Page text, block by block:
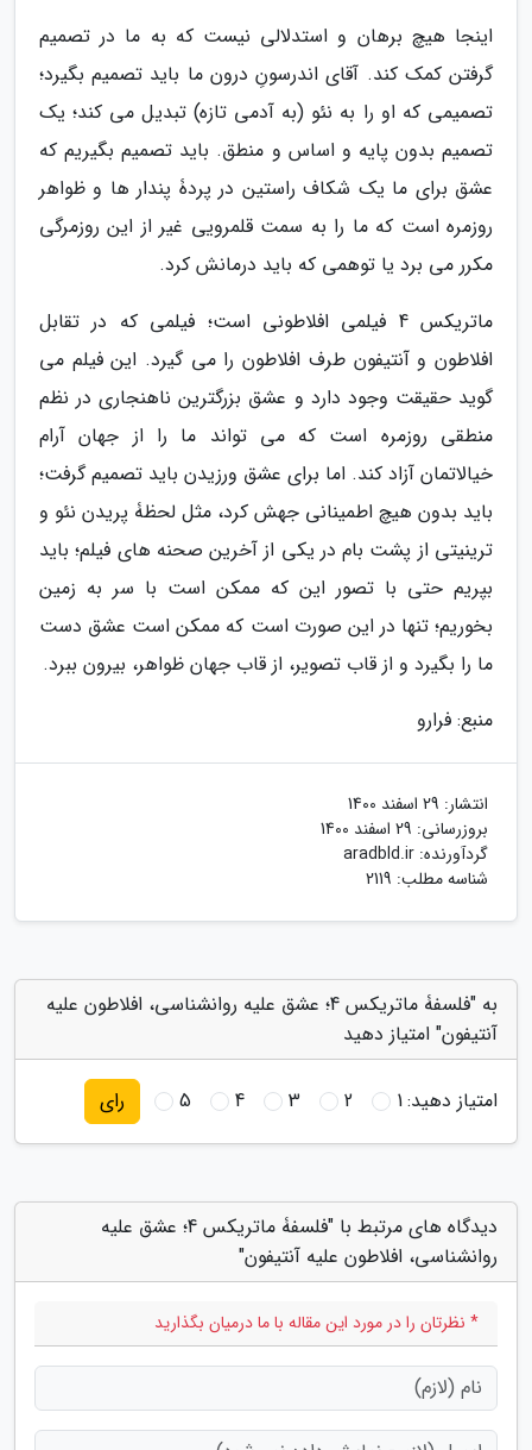
اینجا هیچ برهان و استدلالی نیست که به ما در تصمیم
گرفتن کمک کند. آقای اندرسونِ درون ما باید تصمیم بگیرد؛
تصمیمی که او را به نئو (به آدمی تازه) تبدیل می کند؛ یک
تصمیم بدون پایه و اساس و منطق. باید تصمیم بگیریم که
عشق برای ما یک شکاف راستین در پردۀ پندار ها و ظواهر
روزمره است که ما را به سمت قلمرویی غیر از این روزمرگی
مکرر می برد یا توهمی که باید درمانش کرد.
ماتریکس 4 فیلمی افلاطونی است؛ فیلمی که در تقابل
افلاطون و آنتیفون طرف افلاطون را می گیرد. این فیلم می
گوید حقیقت وجود دارد و عشق بزرگترین ناهنجاری در نظم
منطقی روزمره است که می تواند ما را از جهان آرام
خیالاتمان آزاد کند. اما برای عشق ورزیدن باید تصمیم گرفت؛
باید بدون هیچ اطمینانی جهش کرد، مثل لحظۀ پریدن نئو و
ترینیتی از پشت بام در یکی از آخرین صحنه های فیلم؛ باید
بپریم حتی با تصور این که ممکن است با سر به زمین
بخوریم؛ تنها در این صورت است که ممکن است عشق دست
ما را بگیرد و از قاب تصویر، از قاب جهان ظواهر، بیرون ببرد.
منبع: فرارو
انتشار: 29 اسفند 1400
بروزرسانی: 29 اسفند 1400
گردآورنده: aradbld.ir
شناسه مطلب: 2119
به "فلسفۀ ماتریکس 4؛ عشق علیه روانشناسی، افلاطون علیه
آنتیفون" امتیاز دهید
امتیاز دهید:1
2
3
4
5 رای
دیدگاه های مرتبط با "فلسفۀ ماتریکس 4؛ عشق علیه
روانشناسی، افلاطون علیه آنتیفون"
* نظرتان را در مورد این مقاله با ما درمیان بگذارید